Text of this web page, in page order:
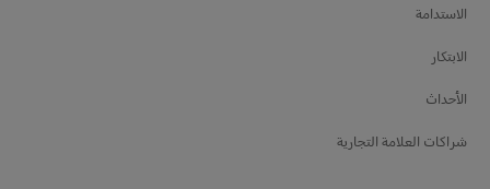
الاستدامة
الابتكار
الأحداث
شراكات العلامة التجارية